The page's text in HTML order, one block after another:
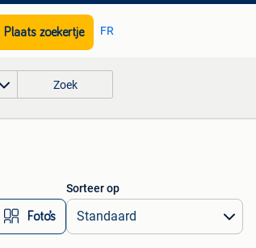
Plaats zoekertje FR
Zoek
Foto’s
Sorteer op